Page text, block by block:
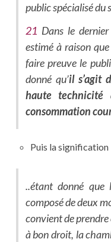
public spécialisé du
21 Dans le
estimé à raison
faire preuve le
donné qu’il s’agit
haute
consommation
Puis la signification
..étant donné que
composé de deux
convient de
à bon droit, la